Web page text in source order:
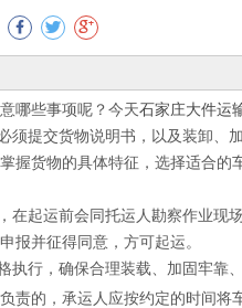
哪些事项呢？今天石家庄大件运
须提交货物说明书，以及装卸、
握货物的具体特征，选择适合
在起运前会同托运人勘察作业现
报并征得同意，方可起运。
执行，确保合理装载、加固牢靠
责的，承运人应按约定的时间将